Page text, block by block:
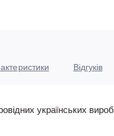
Відгуків
українських